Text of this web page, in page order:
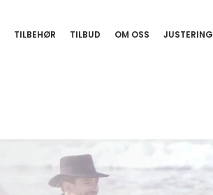
TILBEHØR TILBUD OM OSS JUSTERING